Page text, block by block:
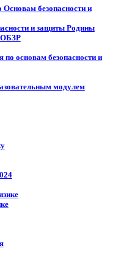
безопасности и
и защиты Родины
ОБЗР
по основам безопасности и
модулем